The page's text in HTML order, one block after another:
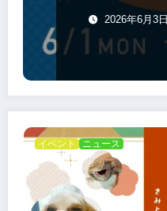
2026年6月3日
イベント ニュース